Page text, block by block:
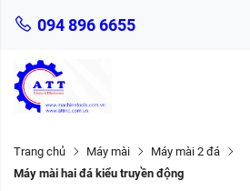
094 896 6655
Trang chủ Máy mài
Máy mài 2 đá
Máy mài hai đá kiểu truyền động